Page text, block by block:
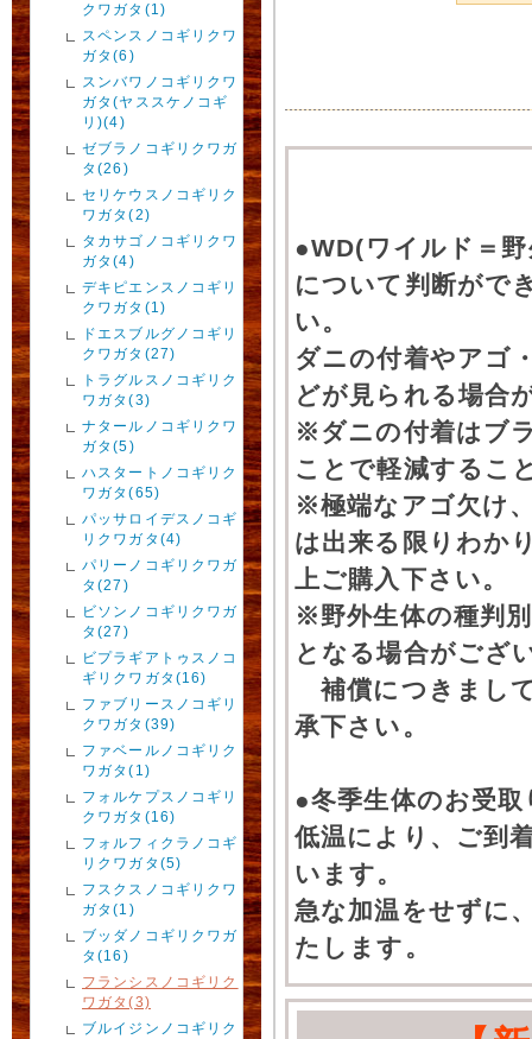
クワガタ(1)
スペンスノコギリクワ
ガタ(6)
スンバワノコギリクワ
ガタ(ヤススケノコギ
リ)(4)
ゼブラノコギリクワガ
タ(26)
セリケウスノコギリク
ワガタ(2)
タカサゴノコギリクワ
ガタ(4)
デキピエンスノコギリ
クワガタ(1)
ドエスブルグノコギリ
クワガタ(27)
トラグルスノコギリク
ワガタ(3)
ナタールノコギリクワ
ガタ(5)
ハスタートノコギリク
ワガタ(65)
パッサロイデスノコギ
リクワガタ(4)
パリーノコギリクワガ
タ(27)
ビソンノコギリクワガ
タ(27)
ビプラギアトゥスノコ
ギリクワガタ(16)
ファブリースノコギリ
クワガタ(39)
ファベールノコギリク
ワガタ(1)
フォルケプスノコギリ
クワガタ(16)
フォルフィクラノコギ
リクワガタ(5)
フスクスノコギリクワ
ガタ(1)
ブッダノコギリクワガ
タ(16)
フランシスノコギリク
ワガタ(3)
ブルイジンノコギリク
●WD(ワイルド＝
について判断がで
い。
ダニの付着やアゴ
どが見られる場合
※ダニの付着はブ
ことで軽減するこ
※極端なアゴ欠け
は出来る限りわか
上ご購入下さい。
※野外生体の種判
となる場合がござ
補償につきまし
承下さい。
●冬季生体のお受
低温により、ご到
います。
急な加温をせずに
たします。